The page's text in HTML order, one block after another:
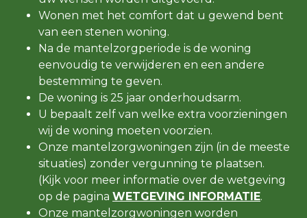
Wonen met het comfort dat u gewend bent
van een stenen woning.
Na de mantelzorgperiode is de woning
eenvoudig te verwijderen en een andere
bestemming te geven.
De woning is 25 jaar onderhoudsarm.
U bepaalt zelf van welke extra voorzieningen
wij de woning moeten voorzien.
Onze mantelzorgwoningen zijn (in de meeste
situaties) zonder vergunning te plaatsen.
(Kijk voor meer informatie over de wetgeving
op de pagina WETGEVING INFORMATIE.
Onze mantelzorgwoningen worden